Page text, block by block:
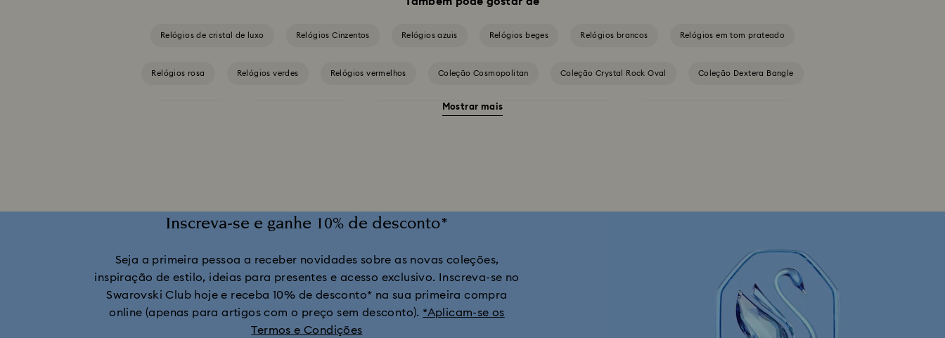
Relógios de cristal de luxo Relógios Cinzentos Relógios azuis Relógios beges Relógios brancos Relógios em tom prateado
Relógios rosa Relógios verdes Relógios vermelhos Coleção Cosmopolitan Coleção Crystal Rock Oval Coleção Dextera Bangle
Coleção Octea Chrono Coleção de Relógios Attract
Coleção de relógios Matrix Octagon Coleção de relógios Matrix Tennis
Crystalline Bangle Watch Collection Presentes de 11.º Aniversário de Casamento
Relógios banhados a champanhe dourado Relógios com Braceletes de Couro Relógios com revestimento em tom dourado Relógios em aço inoxidável
Mostrar mais
Inscreva-se e ganhe 10% de desconto*
Seja a primeira pessoa a receber novidades sobre as novas coleções,
inspiração de estilo, ideias para presentes e acesso exclusivo. Inscreva-se no
Swarovski Club hoje e receba 10% de desconto* na sua primeira compra
online (apenas para artigos com o preço sem desconto). *Aplicam-se os
Termos e Condições